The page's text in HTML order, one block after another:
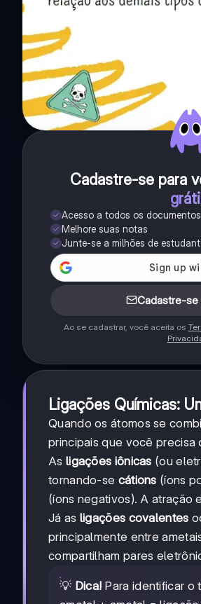
Cadastre-se para
Acesso a todos os documentos
Melhore suas notas
Junte-se a milhões de
Cadastre-se
Ao se cadastrar, você aceita os
Ligações Químicas:
Quando os átomos se
principais que você precisa
As ligações iônicas (ou
tornando-se cátions (íons
(íons negativos). A atração
Já as ligações covalentes
principalmente entre
compartilham pares
💡 Dica! Para identificar o